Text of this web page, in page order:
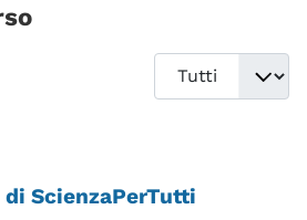
Visualizza #
ScienzaPerTutti